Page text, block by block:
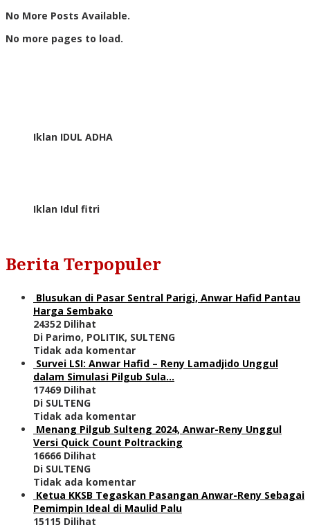
No More Posts Available.
No more pages to load.
Iklan IDUL ADHA
Iklan Idul fitri
Berita Terpopuler
Blusukan di Pasar Sentral Parigi, Anwar Hafid Pantau
Harga Sembako
24352 Dilihat
Di Parimo, POLITIK, SULTENG
Tidak ada komentar
Survei LSI: Anwar Hafid – Reny Lamadjido Unggul
dalam Simulasi Pilgub Sula…
17469 Dilihat
Di SULTENG
Tidak ada komentar
Menang Pilgub Sulteng 2024, Anwar-Reny Unggul
Versi Quick Count Poltracking
16666 Dilihat
Di SULTENG
Tidak ada komentar
Ketua KKSB Tegaskan Pasangan Anwar-Reny Sebagai
Pemimpin Ideal di Maulid Palu
15115 Dilihat